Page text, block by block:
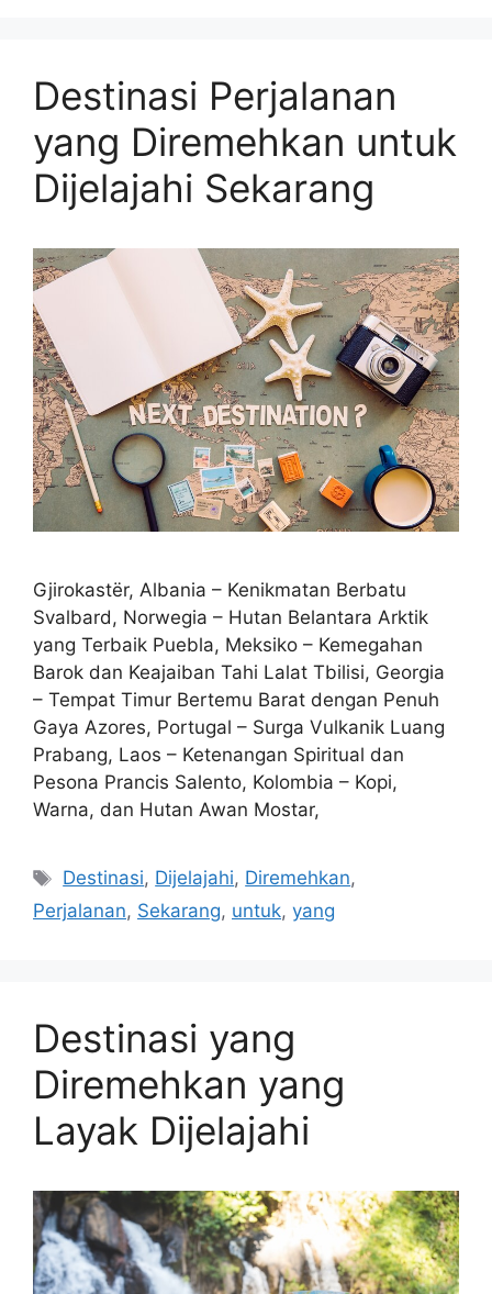
Destinasi Perjalanan
yang Diremehkan untuk
Dijelajahi Sekarang
Gjirokastër, Albania – Kenikmatan Berbatu
Svalbard, Norwegia – Hutan Belantara Arktik
yang Terbaik Puebla, Meksiko – Kemegahan
Barok dan Keajaiban Tahi Lalat Tbilisi, Georgia
– Tempat Timur Bertemu Barat dengan Penuh
Gaya Azores, Portugal – Surga Vulkanik Luang
Prabang, Laos – Ketenangan Spiritual dan
Pesona Prancis Salento, Kolombia – Kopi,
Warna, dan Hutan Awan Mostar,
Tags
Destinasi, Dijelajahi, Diremehkan,
Perjalanan, Sekarang, untuk, yang
Destinasi yang
Diremehkan yang
Layak Dijelajahi